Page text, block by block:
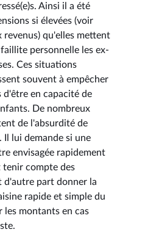
Ainsi il a été
si élevées (voir
revenus) qu'elles mettent
personnelle les ex-
Ces situations
souvent à empêcher
d'être en capacité de
De nombreux
de l'absurdité de
Il lui demande si une
envisagée rapidement
tenir compte des
d'autre part donner la
rapide et simple du
les montants en cas